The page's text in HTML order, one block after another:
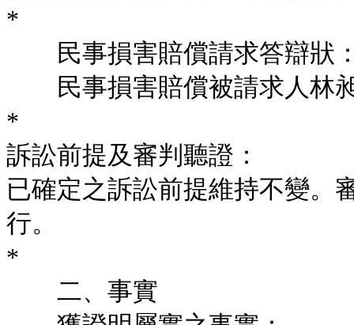
*
民事損害賠償請求答辯狀
民事損害賠償被請求人林昶
*
訴訟前提及審判聽證：
已確定之訴訟前提維持不變。
行。
*
二、事實